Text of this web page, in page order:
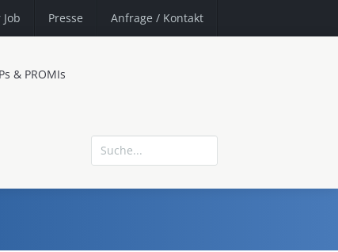
Presse Anfrage / Kontakt
& PROMIs